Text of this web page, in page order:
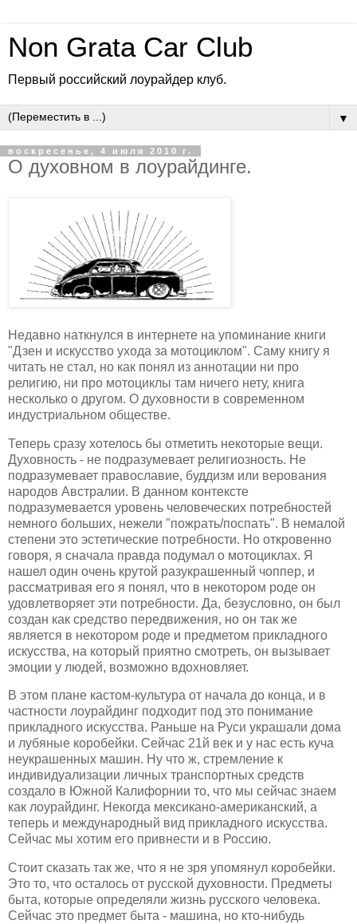
Non Grata Car Club
Первый российский лоурайдер клуб.
▼
воскресенье, 4 июля 2010 г.
О духовном в лоурайдинге.
Недавно наткнулся в интернете на упоминание книги
"Дзен и искусство ухода за мотоциклом". Саму книгу я
читать не стал, но как понял из аннотации ни про
религию, ни про мотоциклы там ничего нету, книга
несколько о другом. О духовности в современном
индустриальном обществе.
Теперь сразу хотелось бы отметить некоторые вещи.
Духовность - не подразумевает религиозность. Не
подразумевает православие, буддизм или верования
народов Австралии. В данном контексте
подразумевается уровень человеческих потребностей
немного больших, нежели "пожрать/поспать". В немалой
степени это эстетические потребности. Но откровенно
говоря, я сначала правда подумал о мотоциклах. Я
нашел один очень крутой разукрашенный чоппер, и
рассматривая его я понял, что в некотором роде он
удовлетворяет эти потребности. Да, безусловно, он был
создан как средство передвижения, но он так же
является в некотором роде и предметом прикладного
искусства, на который приятно смотреть, он вызывает
эмоции у людей, возможно вдохновляет.
В этом плане кастом-культура от начала до конца, и в
частности лоурайдинг подходит под это понимание
прикладного искусства. Раньше на Руси украшали дома
и лубяные коробейки. Сейчас 21й век и у нас есть куча
неукрашенных машин. Ну что ж, стремление к
индивидуализации личных транспортных средств
создало в Южной Калифорнии то, что мы сейчас знаем
как лоурайдинг. Некогда мексикано-американский, а
теперь и международный вид прикладного искусства.
Сейчас мы хотим его привнести и в Россию.
Стоит сказать так же, что я не зря упомянул коробейки.
Это то, что осталось от русской духовности. Предметы
быта, которые определяли жизнь русского человека.
Сейчас это предмет быта - машина, но кто-нибудь